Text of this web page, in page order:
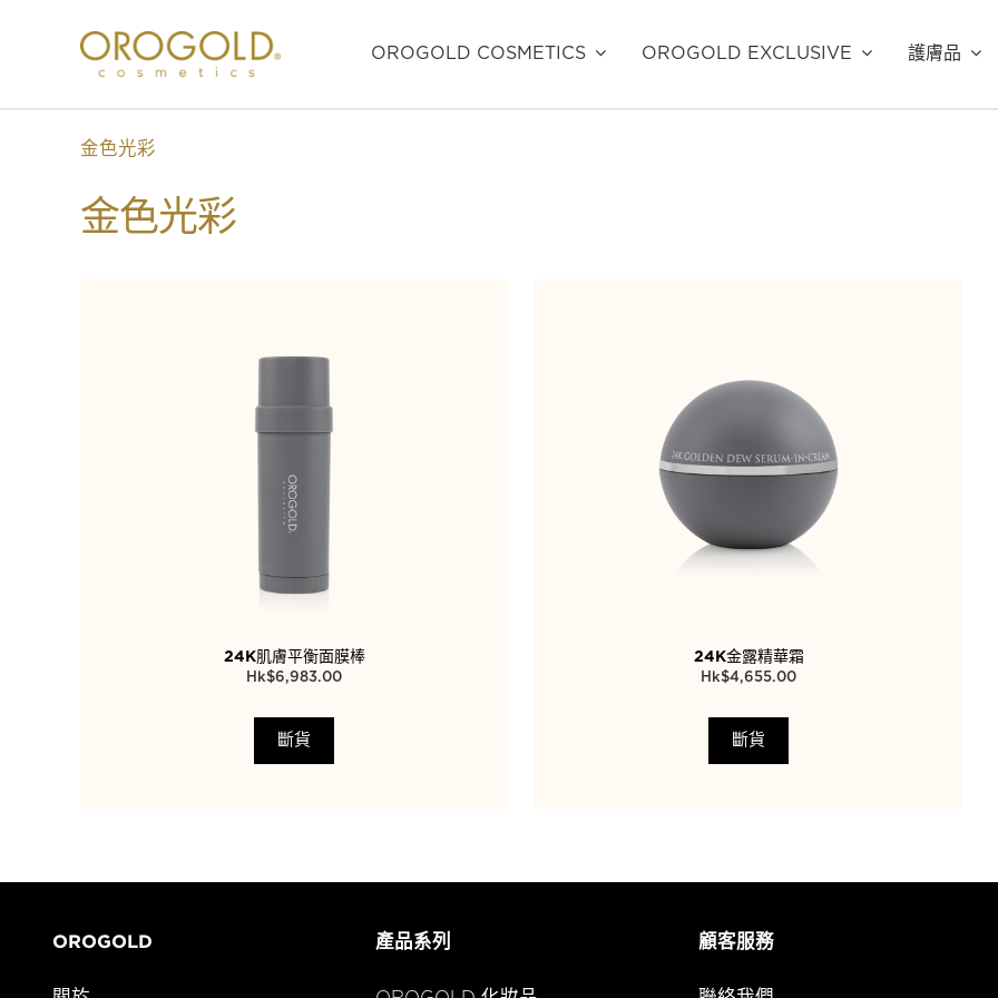
OROGOLD COSMETICS OROGOLD EXCLUSIVE 護膚品
金色光彩
金色光彩
24K肌膚平衡面膜棒
$6,983.00
斷貨
24K金露精華霜
$4,655.00
斷貨
OROGOLD 產品系列 顧客服務